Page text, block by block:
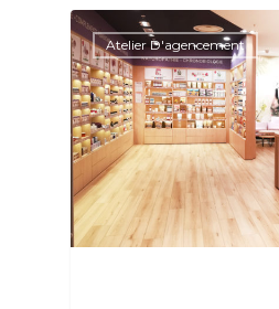
Atelier D'agencement